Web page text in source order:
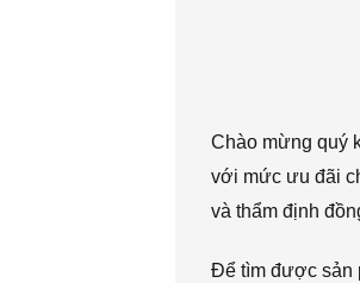
Chào mừng quý
với mức ưu đãi
và thẩm định
Để tìm được sản